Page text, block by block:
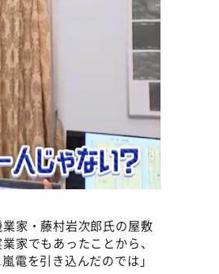
家・藤村岩次郎氏の屋敷
家でもあったことから、
電を引き込んだのでは」